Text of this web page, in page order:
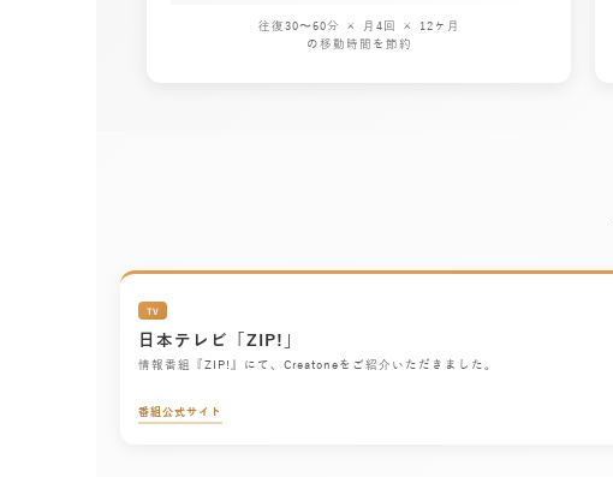
往復30〜60分 × 月4回 × 12ヶ月
の移動時間を節約
TV
日本テレビ「ZIP!」
情報番組『ZIP!』にて、Creatoneをご紹介いただきました。
番組公式サイト